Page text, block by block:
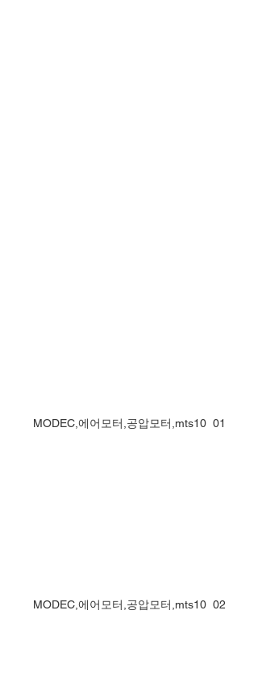
MODEC,에어모터,공압모터,mts10  01
MODEC,에어모터,공압모터,mts10  02